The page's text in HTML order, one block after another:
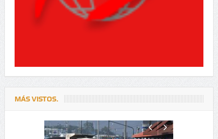
MÁS VISTOS.